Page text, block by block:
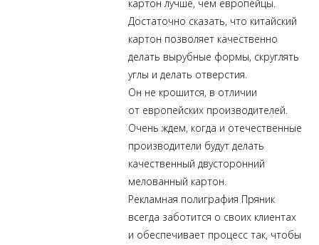
картон лучше, чем европейцы.
Достаточно сказать, что китайский
картон позволяет качественно
делать вырубные формы, скруглять
углы и делать отверстия.
Он не крошится, в отличии
от европейских производителей.
Очень ждем, когда и отечественные
производители будут делать
качественный двусторонний
мелованный картон.
Рекламная полиграфия Пряник
всегда заботится о своих клиентах
и обеспечивает процесс так, чтобы